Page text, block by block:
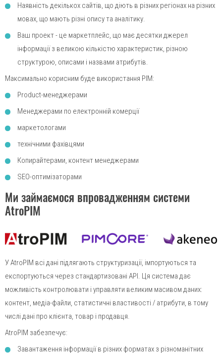
Наявність декількох сайтів, що діють в різних регіонах на різних
мовах, що мають різні опису та аналітику.
Ваш проект - це маркетплейс, що має десятки джерел
інформації з великою кількістю характеристик, різною
структурою, описами і назвами атрибутів.
Максимально корисним буде використання PIM:
Product-менеджерами
Менеджерами по електронній комерції
маркетологами
технічними фахівцями
Копирайтерами, контент менеджерами
SEO-оптимізаторами
Ми займаємося впровадженням системи
AtroPIM
У AtroPIM всі дані підлягають структуризації, імпортуються та
експортуються через стандартизовані API. Ця система дає
можливість контролювати і управляти великим масивом даних:
контент, медіа-файли, статистичні властивості / атрибути, в тому
числі дані про клієнта, товар і продавця.
AtroPIM забезпечує:
Завантаження інформації в різних форматах з різноманітних